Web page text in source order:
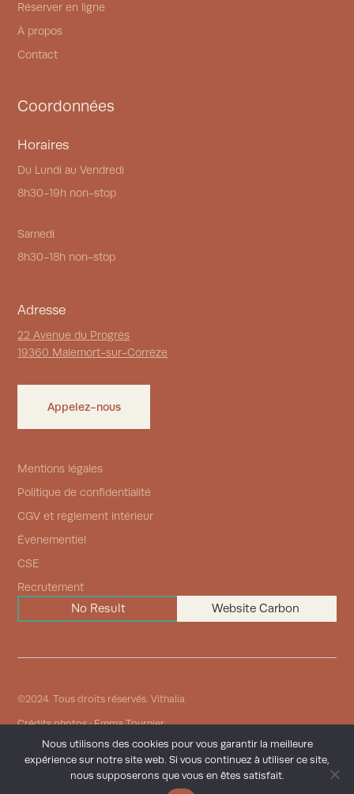
Réserver en ligne
À propos
Contact
Coordonnées
Horaires
Du Lundi au Vendredi
8h30-19h non-stop
Samedi
8h30-18h non-stop
Adresse
22 Avenue du Progrès
19360 Malemort-sur-Corrèze
Appelez-nous
Mentions légales
Politique de confidentialité
CGV et règlement intérieur
Événementiel
CSE
Recrutement
No Result
Website Carbon
©2024. Tous droits réservés. Vithalia.
Crédits photos : Emma Tournier.
Conception et réalisation
Ce site utilise la solution éco-conçue :
Nous utilisons des cookies pour vous garantir la meilleure
expérience sur notre site web. Si vous continuez à utiliser ce site,
nous supposerons que vous en êtes satisfait.